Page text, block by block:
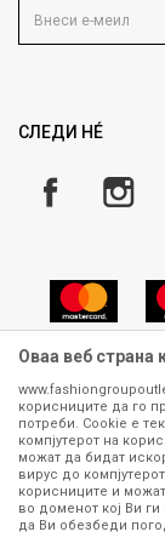
Кариера
Како да купите
Замена и
Плаќање
СЛЕДИ НÉ
Сите
онлајн продавница
меѓутоа не можеме
пак дека сите
Фотографиите се
дојде до потреба
Оваа веб страна
корисниците да го
потреби. Cookie е
компјутерот на
можат да бидат
вирус до
корисниците и
во доменот кој Ви
да Ви обезбеди